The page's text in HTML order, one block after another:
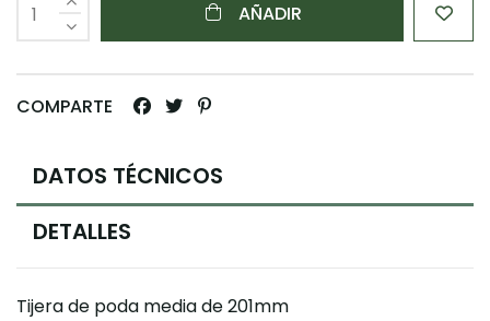
AÑADIR
COMPARTE
DATOS TÉCNICOS
DETALLES
Tijera de poda media de 201mm